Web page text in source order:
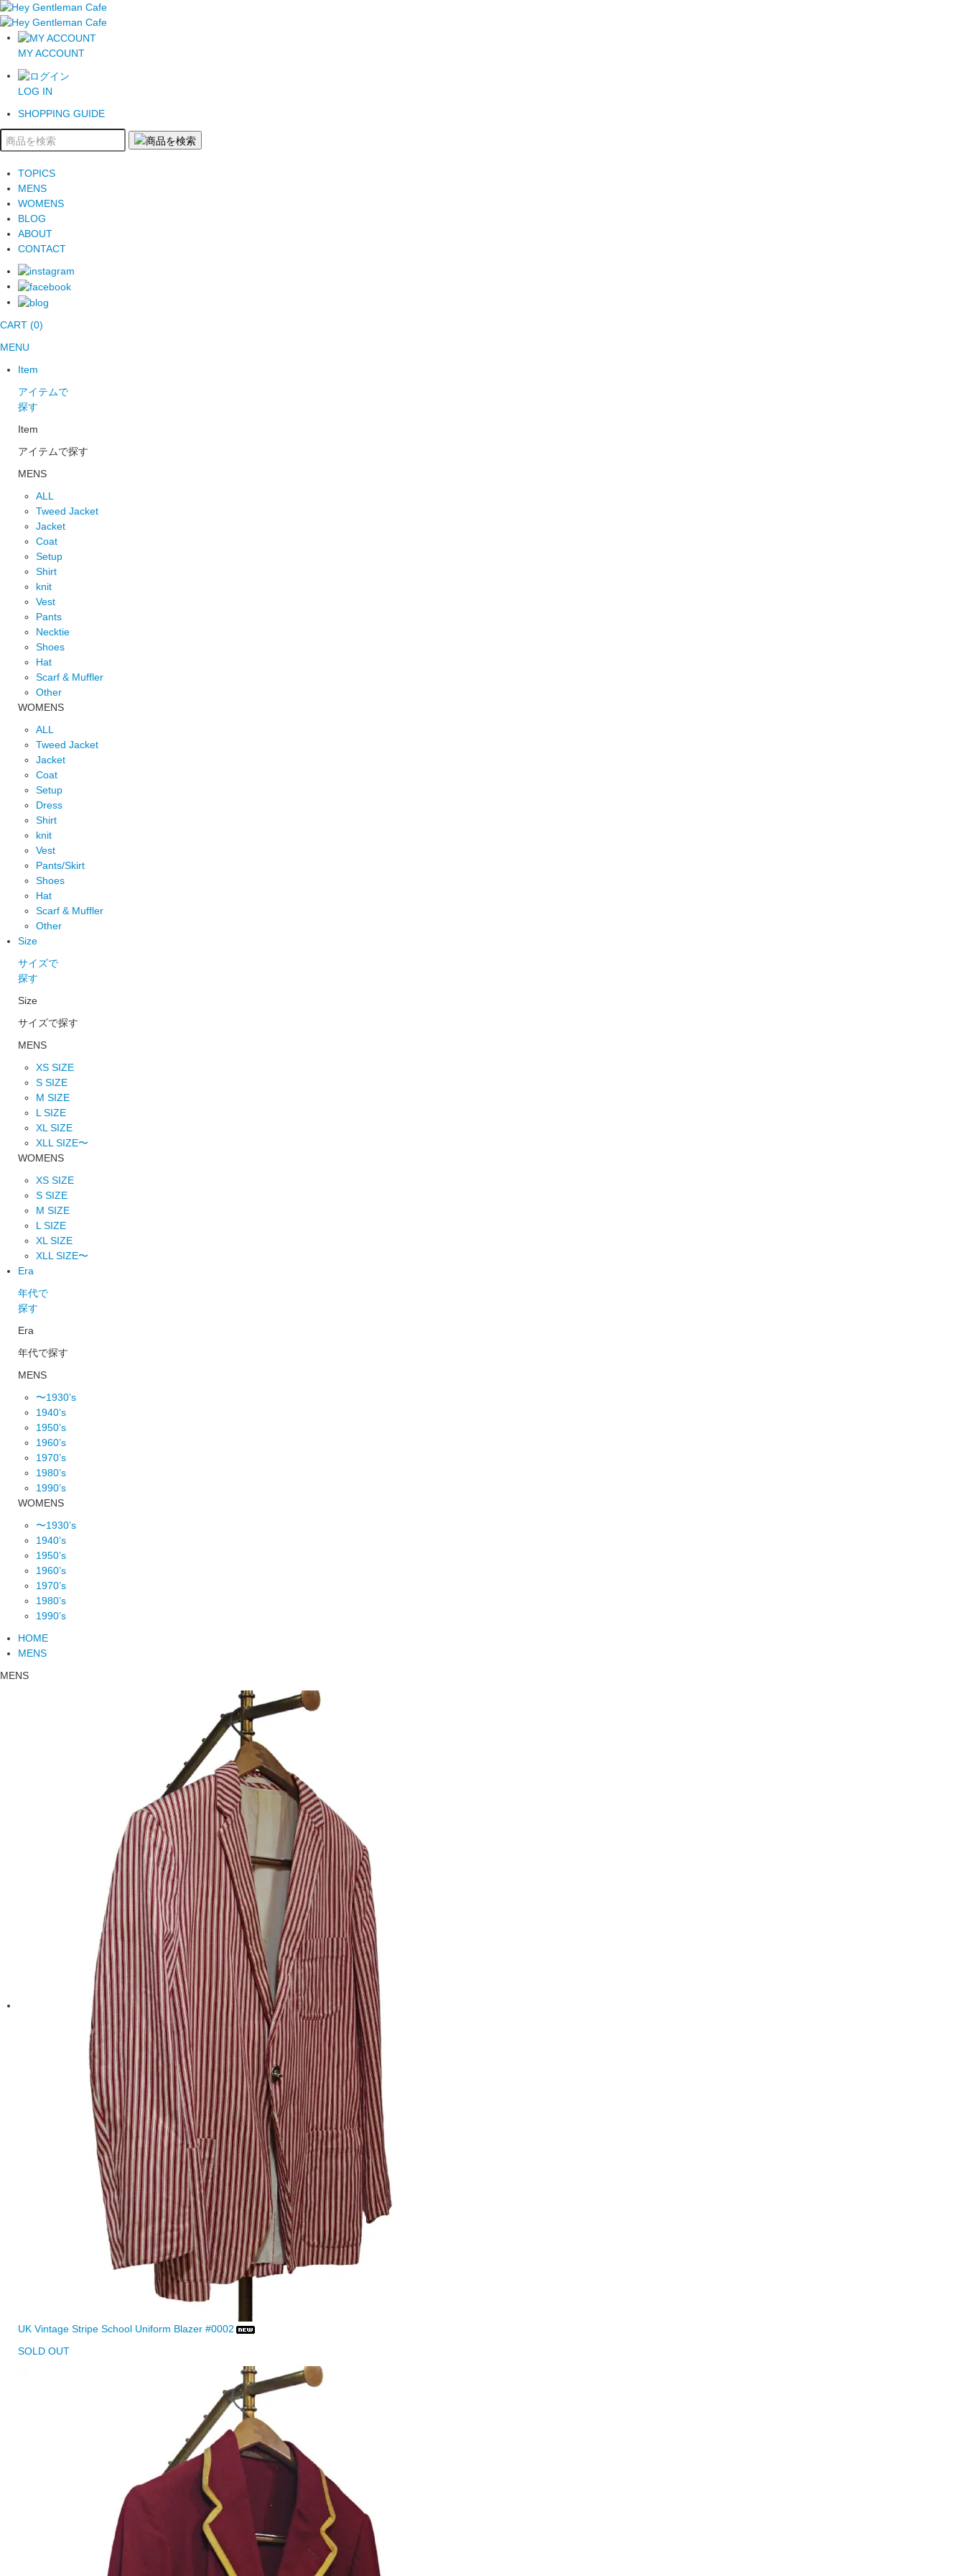
MY ACCOUNT
LOG IN
SHOPPING GUIDE
TOPICS
MENS
WOMENS
BLOG
ABOUT
CONTACT
CART (0)
MENU
Item
アイテムで
探す
Item
アイテムで探す
MENS
ALL
Tweed Jacket
Jacket
Coat
Setup
Shirt
knit
Vest
Pants
Necktie
Shoes
Hat
Scarf & Muffler
Other
WOMENS
ALL
Tweed Jacket
Jacket
Coat
Setup
Dress
Shirt
knit
Vest
Pants/Skirt
Shoes
Hat
Scarf & Muffler
Other
Size
サイズで
探す
Size
サイズで探す
MENS
XS SIZE
S SIZE
M SIZE
L SIZE
XL SIZE
XLL SIZE〜
WOMENS
XS SIZE
S SIZE
M SIZE
L SIZE
XL SIZE
XLL SIZE〜
Era
年代で
探す
Era
年代で探す
MENS
〜1930’s
1940’s
1950’s
1960’s
1970’s
1980’s
1990’s
WOMENS
〜1930’s
1940’s
1950’s
1960’s
1970’s
1980’s
1990’s
HOME
MENS
MENS
UK Vintage Stripe School Uniform Blazer #0002
SOLD OUT